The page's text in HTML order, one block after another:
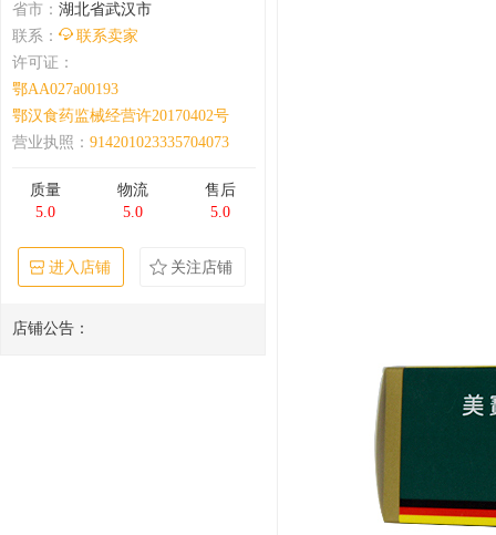
省市： 湖北省武汉市
联系：
联系卖家
许可证：
鄂AA027a00193
鄂汉食药监械经营许20170402号
营业执照： 914201023335704073
质量
5.0
物流
5.0
售后
5.0
进入店铺 关注店铺
店铺公告：